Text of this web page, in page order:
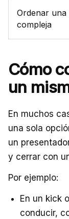
Ordenar una
compleja
Cómo
un
En muchos
una sola
un
y cerrar con
Por ejemplo:
En un kick
conducir,